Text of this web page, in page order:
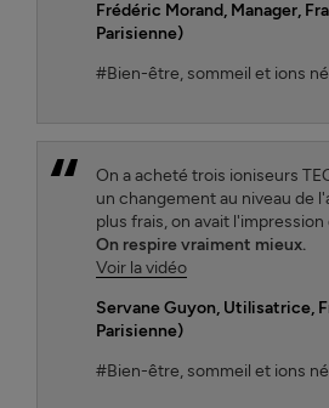
Frédéric Morand, Manager,
Parisienne)
#Bien-être, sommeil et ions
On a acheté trois ioniseurs
un changement au niveau de
plus frais, on avait
On respire vraiment mieux.
Voir la vidéo
Servane Guyon, Utilisatrice,
Parisienne)
#Bien-être, sommeil et ions